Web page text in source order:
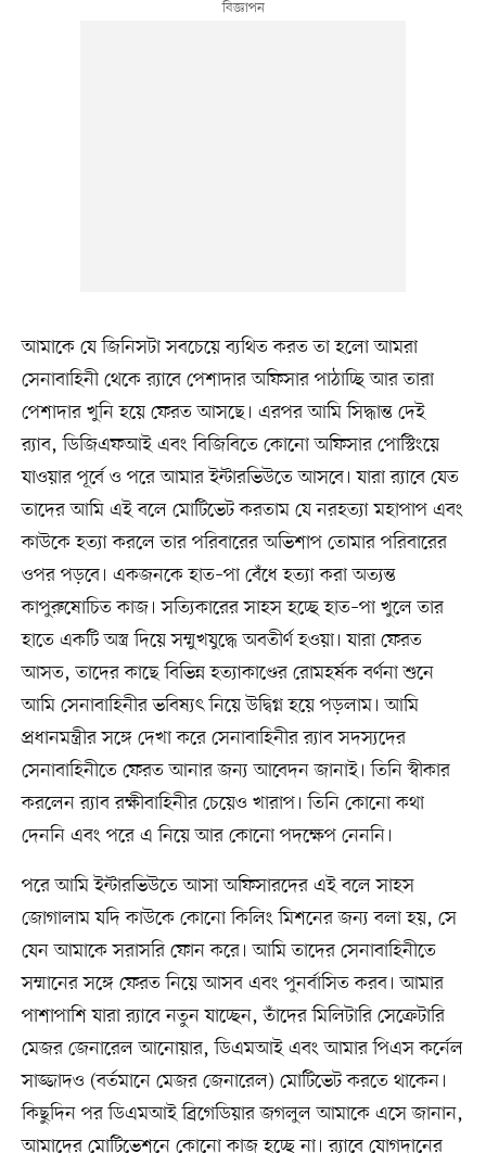
আমাকে যে জিনিসটা সবচেয়ে ব্যথিত করত তা হলো আমরা
সেনাবাহিনী থেকে র‍্যাবে পেশাদার অফিসার পাঠাচ্ছি আর তারা
পেশাদার খুনি হয়ে ফেরত আসছে। এরপর আমি সিদ্ধান্ত দেই
র‍্যাব, ডিজিএফআই এবং বিজিবিতে কোনো অফিসার পোস্টিংয়ে
যাওয়ার পূর্বে ও পরে আমার ইন্টারভিউতে আসবে। যারা র‍্যাবে যেত
তাদের আমি এই বলে মোটিভেট করতাম যে নরহত্যা মহাপাপ এবং
কাউকে হত্যা করলে তার পরিবারের অভিশাপ তোমার পরিবারের
ওপর পড়বে। একজনকে হাত–পা বেঁধে হত্যা করা অত্যন্ত
কাপুরুষোচিত কাজ। সত্যিকারের সাহস হচ্ছে হাত–পা খুলে তার
হাতে একটি অস্ত্র দিয়ে সম্মুখযুদ্ধে অবতীর্ণ হওয়া। যারা ফেরত
আসত, তাদের কাছে বিভিন্ন হত্যাকাণ্ডের রোমহর্ষক বর্ণনা শুনে
আমি সেনাবাহিনীর ভবিষ্যৎ নিয়ে উদ্বিগ্ন হয়ে পড়লাম। আমি
প্রধানমন্ত্রীর সঙ্গে দেখা করে সেনাবাহিনীর র‍্যাব সদস্যদের
সেনাবাহিনীতে ফেরত আনার জন্য আবেদন জানাই। তিনি স্বীকার
করলেন র‍্যাব রক্ষীবাহিনীর চেয়েও খারাপ। তিনি কোনো কথা
দেননি এবং পরে এ নিয়ে আর কোনো পদক্ষেপ নেননি।
পরে আমি ইন্টারভিউতে আসা অফিসারদের এই বলে সাহস
জোগালাম যদি কাউকে কোনো কিলিং মিশনের জন্য বলা হয়, সে
যেন আমাকে সরাসরি ফোন করে। আমি তাদের সেনাবাহিনীতে
সম্মানের সঙ্গে ফেরত নিয়ে আসব এবং পুনর্বাসিত করব। আমার
পাশাপাশি যারা র‍্যাবে নতুন যাচ্ছেন, তাঁদের মিলিটারি সেক্রেটারি
মেজর জেনারেল আনোয়ার, ডিএমআই এবং আমার পিএস কর্নেল
সাজ্জাদও (বর্তমানে মেজর জেনারেল) মোটিভেট করতে থাকেন।
কিছুদিন পর ডিএমআই ব্রিগেডিয়ার জগলুল আমাকে এসে জানান,
আমাদের মোটিভেশনে কোনো কাজ হচ্ছে না। র‍্যাবে যোগদানের